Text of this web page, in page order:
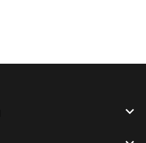
